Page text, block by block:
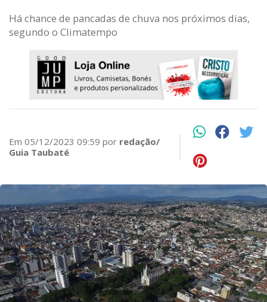
Há chance de pancadas de chuva nos próximos dias,
segundo o Climatempo
Em 05/12/2023 09:59 por redação/
Guia Taubaté